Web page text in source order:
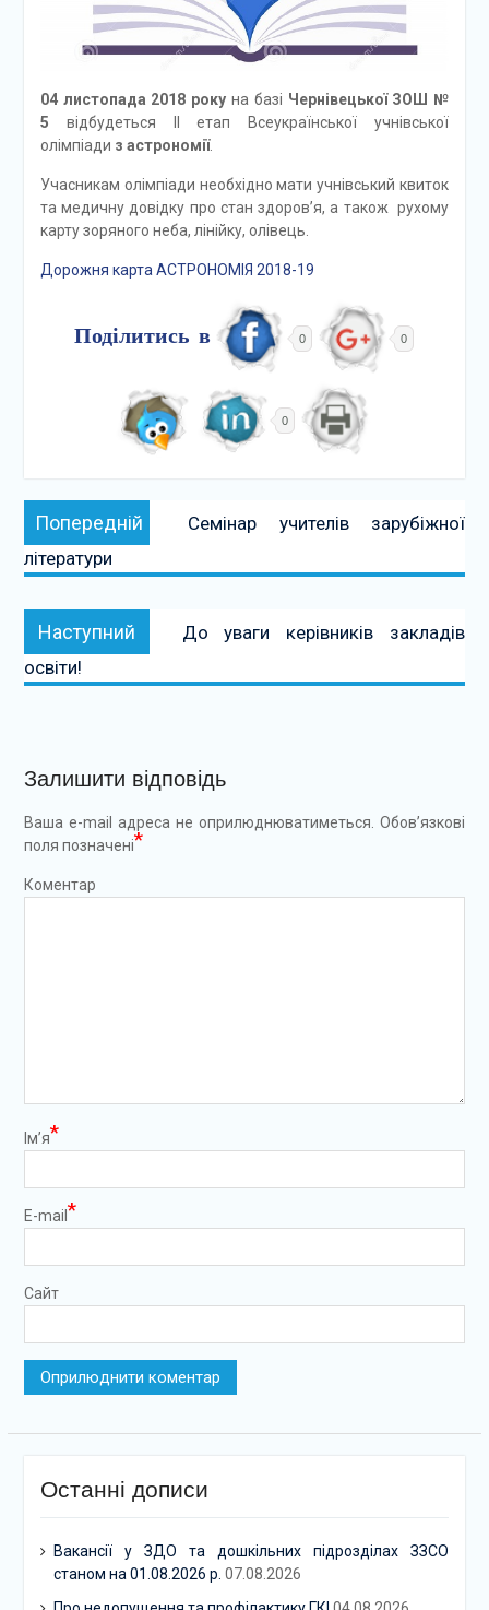
04 листопада 2018 року на базі Чернівецької ЗОШ №
5 відбудеться ІІ етап Всеукраїнської учнівської
олімпіади з астрономії.
Учасникам олімпіади необхідно мати учнівський квиток
та медичну довідку про стан здоров’я, а також рухому
карту зоряного неба, лінійку, олівець.
Дорожня карта АСТРОНОМІЯ 2018-19
Поділитись в 0 0
0
Навігація
записів
Попередній Попередній:
Семінар учителів зарубіжної
літератури
Наступний Наступний:
До уваги керівників закладів
освіти!
Залишити відповідь
Ваша e-mail адреса не оприлюднюватиметься. Обов’язкові
поля позначені*
Коментар
Ім’я*
E-mail *
Сайт
Останні дописи
Вакансії у ЗДО та дошкільних підрозділах ЗЗСО
станом на 01.08.2026 р. 07.08.2026